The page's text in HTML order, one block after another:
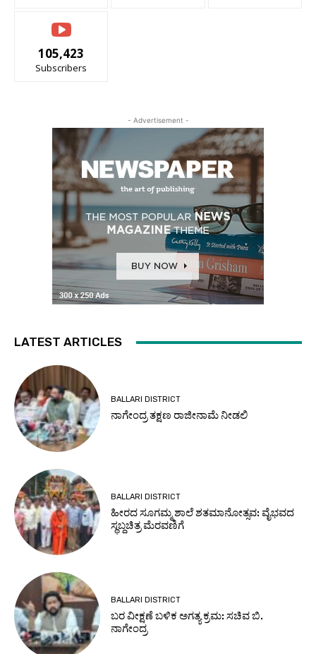
105,423
Subscribers
- Advertisement -
LATEST ARTICLES
BALLARI DISTRICT
ನಾಗೇಂದ್ರ ತಕ್ಷಣ ರಾಜೀನಾಮೆ ನೀಡಲಿ
BALLARI DISTRICT
ಹೀರದ ಸೂಗಮ್ಮ ಶಾಲೆ ಶತಮಾನೋತ್ಸವ: ವೈಭವದ
ಸ್ಥಬ್ದಚಿತ್ರ ಮೆರವಣಿಗೆ
BALLARI DISTRICT
ಬರ ವೀಕ್ಷಣೆ ಬಳಿಕ ಅಗತ್ಯ ಕ್ರಮ: ಸಚಿವ ಬಿ.
ನಾಗೇಂದ್ರ